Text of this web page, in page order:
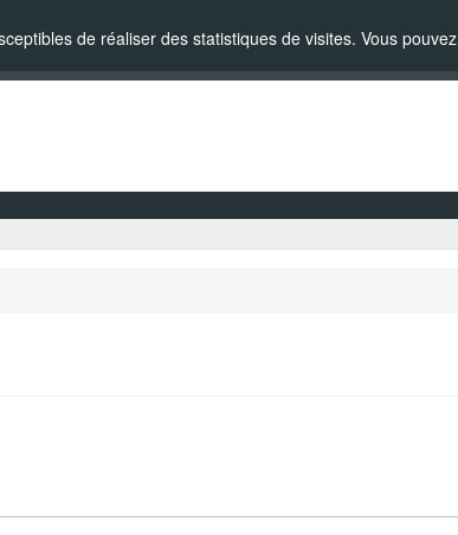
de réaliser des statistiques de visites. Vous pouvez